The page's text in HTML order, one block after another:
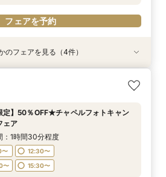
フェアを予約
フェアを予約
会食が5万円OFF！】費用を抑えて叶え
〜
15:30〜
フェアを予約
定】50％OFF★チャペルフォトキャン
〜
15:30〜
フェアを予約
の費用がぐっとお得】挙式料＋撮影＋衣
ア：1時間30分程度
〜
15:30〜
〜
ェア｜挙式料半額特典】和装×チャペル
〜
15:30〜
フェアを予約
のフェアを見る（4件）
定】50％OFF★チャペルフォトキャン
ェア
：1時間30分程度
〜
12:30〜
〜
15:30〜